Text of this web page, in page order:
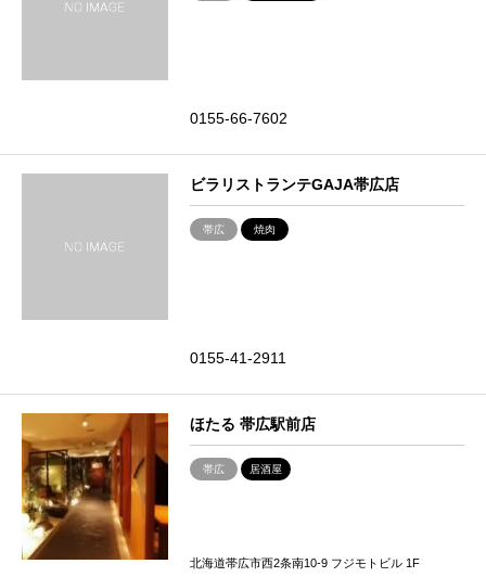
0155-66-7602
ビラリストランテGAJA帯広店
帯広 焼肉
0155-41-2911
ほたる 帯広駅前店
帯広 居酒屋
北海道帯広市西2条南10-9 フジモトビル 1F